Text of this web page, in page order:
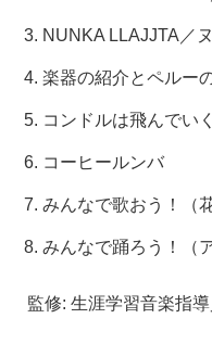
NUNKA LLAJJTA／
楽器の紹介とペルー
コンドルは飛んでいく
コーヒールンバ
みんなで歌おう！（
みんなで踊ろう！（
監修: 生涯学習音楽指